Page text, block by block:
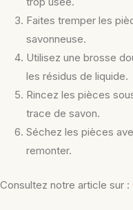
Faites tremper les
savonneuse.
Utilisez une brosse
les résidus de liquide.
Rincez les pièces
trace de savon.
Séchez les pièces
remonter.
Consultez notre article sur :